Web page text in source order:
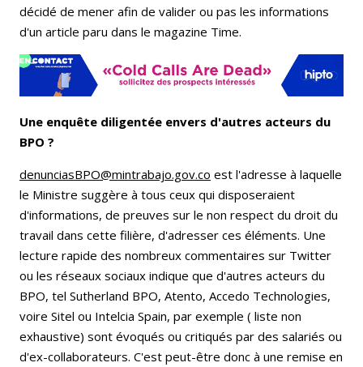
décidé de mener afin de valider ou pas les informations
d'un article paru dans le magazine Time.
Une enquête diligentée envers d'autres acteurs du
BPO ?
denunciasBPO@mintrabajo.gov.co est l'adresse à laquelle
le Ministre suggère à tous ceux qui disposeraient
d'informations, de preuves sur le non respect du droit du
travail dans cette filière, d'adresser ces éléments. Une
lecture rapide des nombreux commentaires sur Twitter
ou les réseaux sociaux indique que d'autres acteurs du
BPO, tel Sutherland BPO, Atento, Accedo Technologies,
voire Sitel ou Intelcia Spain, par exemple ( liste non
exhaustive) sont évoqués ou critiqués par des salariés ou
d'ex-collaborateurs. C'est peut-être donc à une remise en